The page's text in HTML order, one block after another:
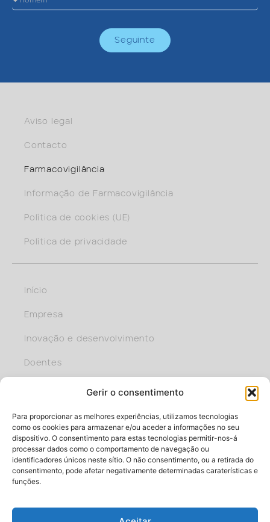
Gerir o consentimento
Para proporcionar as melhores experiências, utilizamos tecnologias
como os cookies para armazenar e/ou aceder a informações no seu
dispositivo. O consentimento para estas tecnologias permitir-nos-á
processar dados como o comportamento de navegação ou
identificadores únicos neste sítio. O não consentimento, ou a retirada do
consentimento, pode afetar negativamente determinadas caraterísticas e
funções.
Seguinte
Aviso legal
Contacto
Farmacovigilância
Informação de Farmacovigilância
Política de cookies (UE)
Política de privacidade
Início
Empresa
Inovação e desenvolvimento
Doentes